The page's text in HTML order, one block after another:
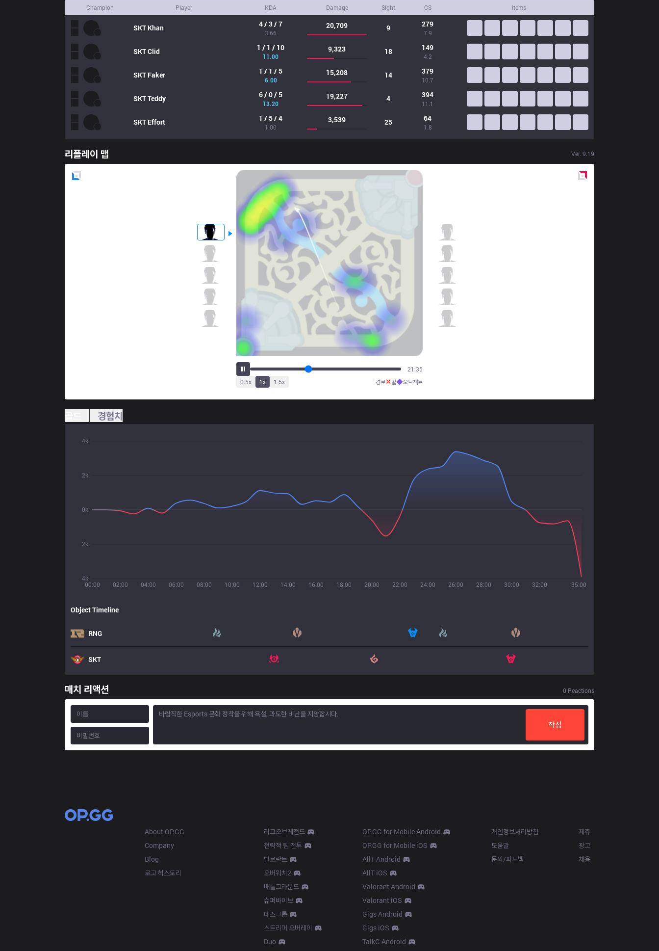
Champion Player KDA Damage Sight CS Items
SKT Khan 4 / 3 / 7
3.66
20,709 9 279
7.9
SKTClid 1 / 1 / 10
11.00
9,323 18 149
4.2
SKT Faker 1 / 1 / 5
6.00
15,208 14 379
10.7
SKTTeddy 6 / 0 / 5
13.20
19,227 4 394
11.1
SKT Effort 1 / 5 / 4
1.00
3,539 25 64
1.8
리플레이 맵 Ver. 9.19
27:06
0.5x 1x 1.5x 경로✕킬◆오브젝트
경험치
00:00 02:00 04:00 06:00 08:00 10:00 12:00 14:00 16:00 18:00 20:00 22:00 24:00 26:00 28:00 30:00 32:00 35:00
4k
2k
0k
2k
4k
Object Timeline
RNG
SKT
매치 리액션 0 Reactions
작성
About OP.GG
Company
Blog
로고 히스토리
리그오브레전드
전략적 팀 전투
발로란트
오버워치2
배틀그라운드
슈퍼바이브
데스크톱
스트리머 오버레이
Duo
OP.GG for Mobile Android
OP.GG for Mobile iOS
AllT Android
AllT iOS
Valorant Android
Valorant iOS
Gigs Android
Gigs iOS
TalkG Android
개인정보처리방침
도움말
문의/피드백
제휴
광고
채용